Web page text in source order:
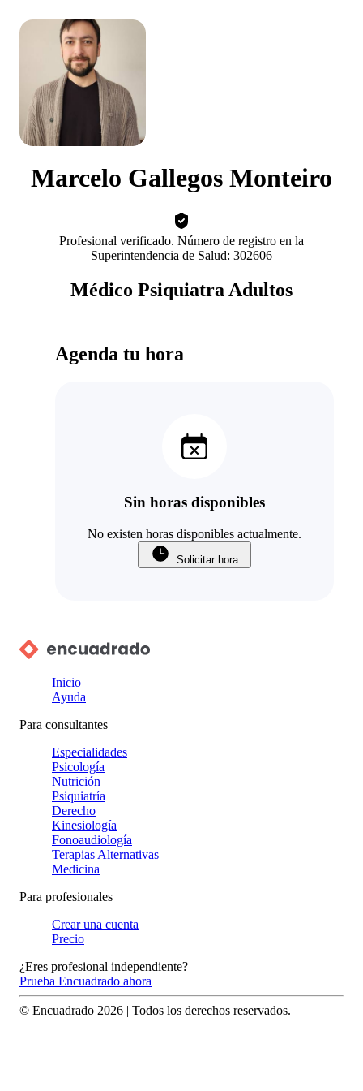
Marcelo Gallegos Monteiro
Profesional verificado. Número de registro en la
Superintendencia de Salud: 302606
Médico Psiquiatra Adultos
Agenda tu hora
Sin horas disponibles
No existen horas disponibles actualmente.
Solicitar hora
Inicio
Ayuda
Para consultantes
Especialidades
Psicología
Nutrición
Psiquiatría
Derecho
Kinesiología
Fonoaudiología
Terapias Alternativas
Medicina
Para profesionales
Crear una cuenta
Precio
¿Eres profesional independiente?
Prueba Encuadrado ahora
© Encuadrado 2026 | Todos los derechos reservados.